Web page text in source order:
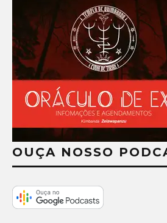
OUÇA NOSSO